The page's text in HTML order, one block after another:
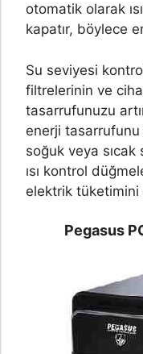
otomatik olarak
kapatır, böylece
Su seviyesi
filtrelerinin ve
tasarrufunuzu
enerji tasarrufunu
soğuk veya sıcak
ısı kontrol
elektrik
Pegasus